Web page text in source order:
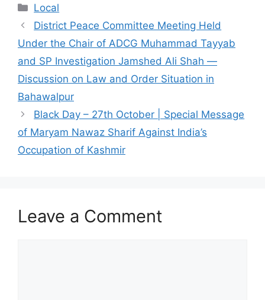
Categories
Local
District Peace Committee Meeting Held
Under the Chair of ADCG Muhammad Tayyab
and SP Investigation Jamshed Ali Shah —
Discussion on Law and Order Situation in
Bahawalpur
Black Day – 27th October | Special Message
of Maryam Nawaz Sharif Against India’s
Occupation of Kashmir
Leave a Comment